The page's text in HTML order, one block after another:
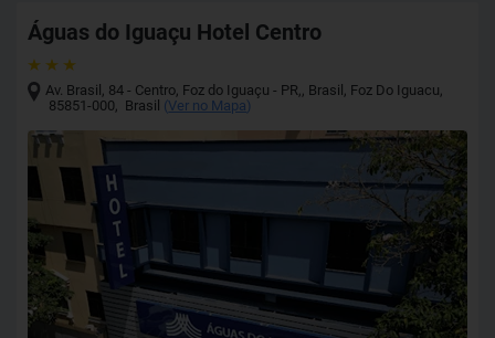
Águas do Iguaçu Hotel Centro
Av. Brasil, 84 - Centro, Foz do Iguaçu - PR,, Brasil , Foz Do Iguacu,
85851-000, Brasil (Ver no Mapa)